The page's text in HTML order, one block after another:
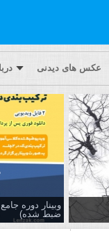
عکس های دیدنی
وبینار دوره
ضبط شده)